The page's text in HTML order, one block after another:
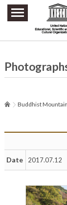
주요메뉴 바로가기
본문 바로가기
하단메뉴 바로가기
Buddhist
Date 2017.07.12